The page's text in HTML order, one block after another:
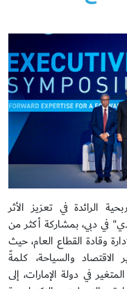
الرائدة في تعزيز الأثر
في دبي، بمشاركة أكثر من
وقادة القطاع العام، حيث
والسياحة، كلمةً
في دولة الإمارات، إلى